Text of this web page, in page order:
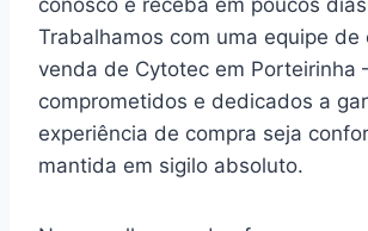
Trabalhamos com uma equipe de
venda de Cytotec em Porteirinha
comprometidos e dedicados a
experiência de compra seja
mantida em sigilo absoluto.